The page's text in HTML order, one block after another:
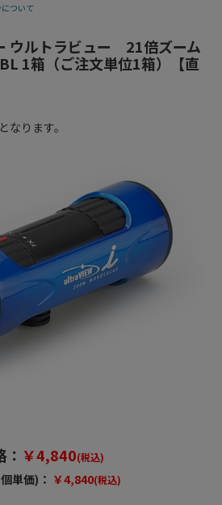
ついて
ウルトラビュー 21倍ズーム
1箱（ご注文単位1箱）【直
ります。
￥4,840(税込)
単価)： ￥4,840(税込)